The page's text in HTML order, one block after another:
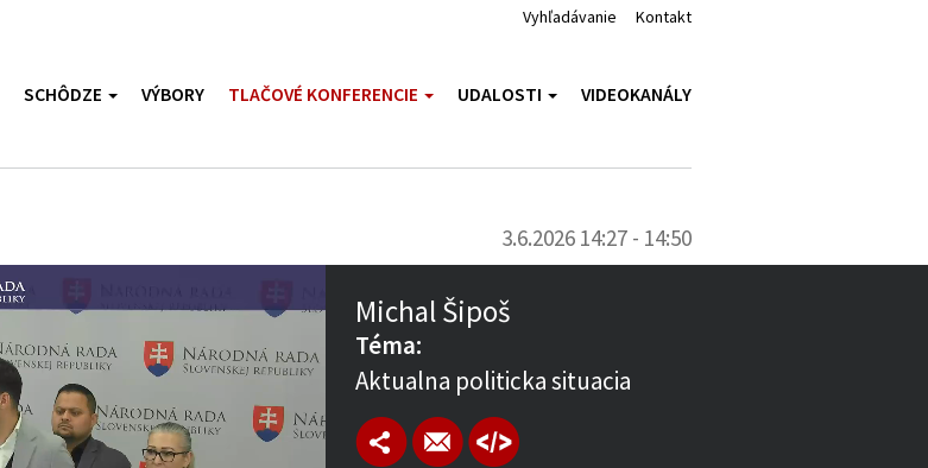
Vyhľadávanie Kontakt
SCHÔDZE VÝBORY TLAČOVÉ KONFERENCIE UDALOSTI VIDEOKANÁLY
3.6.2026 14:27 - 14:50
Michal Šipoš
Téma:
Aktualna politicka situacia